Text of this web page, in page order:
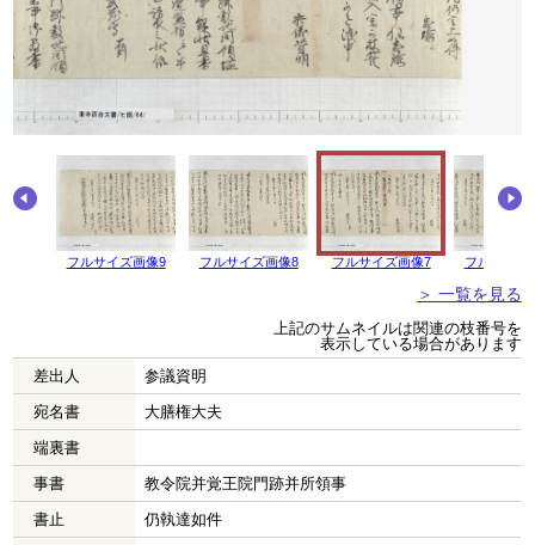
フルサイズ画像9 フルサイズ画像8 フルサイズ画像7 フルサイズ
＞ 一覧を見る
上記のサムネイルは関連の枝番号を
表示している場合があります
差出人
参議資明
宛名書
大膳権大夫
端裏書
事書
教令院并覚王院門跡并所領事
書止
仍執達如件